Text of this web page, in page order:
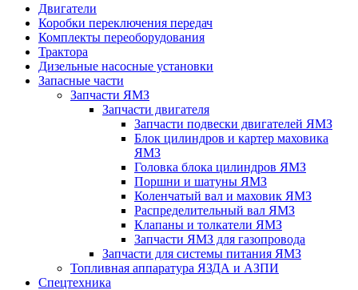
Двигатели
Коробки переключения передач
Комплекты переоборудования
Трактора
Дизельные насосные установки
Запасные части
Запчасти ЯМЗ
Запчасти двигателя
Запчасти подвески двигателей ЯМЗ
Блок цилиндров и картер маховика
ЯМЗ
Головка блока цилиндров ЯМЗ
Поршни и шатуны ЯМЗ
Коленчатый вал и маховик ЯМЗ
Распределительный вал ЯМЗ
Клапаны и толкатели ЯМЗ
Запчасти ЯМЗ для газопровода
Запчасти для системы питания ЯМЗ
Топливная аппаратура ЯЗДА и АЗПИ
Спецтехника